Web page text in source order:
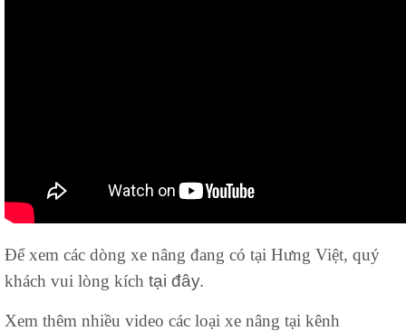
Để xem các dòng xe nâng đang có tại Hưng Việt, quý
khách vui lòng kích tại đây.
Xem thêm nhiều video các loại xe nâng tại kênh